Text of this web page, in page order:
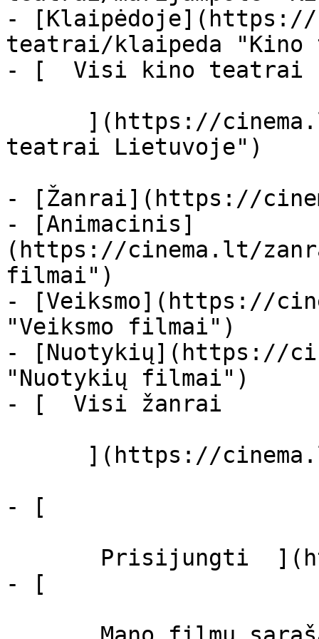
- [Klaipėdoje](https://
teatrai/klaipeda
- [  Visi kino
teatrai Lietuvoje")
- [Žanrai](https://
- [Animacinis]
(https://cinema.lt/
filmai")
- [Veiksmo](https://
"Veiksmo filmai")
- [Nuotykių](https://
"Nuotykių filmai")
- [  Visi žanrai
- [
- [